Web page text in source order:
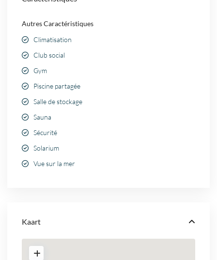
Autres Caractéristiques
Climatisation
Club social
Gym
Piscine partagée
Salle de stockage
Sauna
Sécurité
Solarium
Vue sur la mer
Kaart